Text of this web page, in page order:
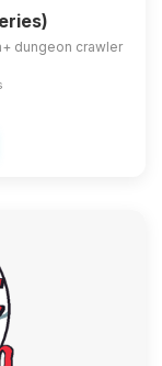
dungeon crawler